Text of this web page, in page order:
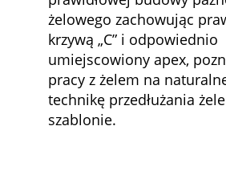
żelowego zachowując
krzywą „C” i odpowiednio
umiejscowiony apex,
pracy z żelem na
technikę przedłużania
szablonie.